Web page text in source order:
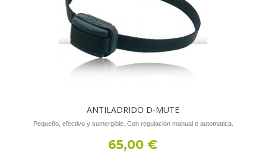
ANTILADRIDO D-MUTE
Pequeño, efectivo y sumergible. Con regulación manual o automatica.
65,00 €